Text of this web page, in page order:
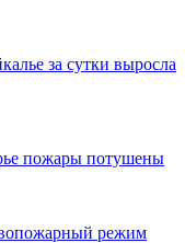
за сутки выросла
пожары потушены
режим